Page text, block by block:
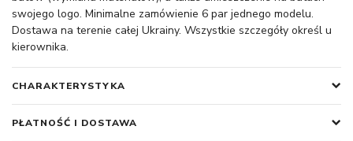
swojego logo. Minimalne zamówienie 6 par jednego modelu.
Dostawa na terenie całej Ukrainy. Wszystkie szczegóły określ u
kierownika.
CHARAKTERYSTYKA
PŁATNOŚĆ I DOSTAWA